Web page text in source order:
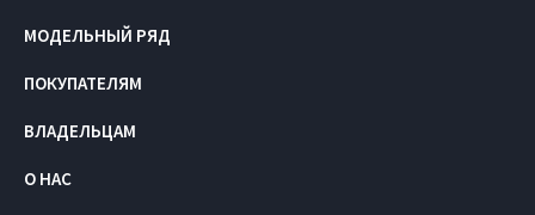
МОДЕЛЬНЫЙ РЯД
ПОКУПАТЕЛЯМ
ВЛАДЕЛЬЦАМ
О НАС